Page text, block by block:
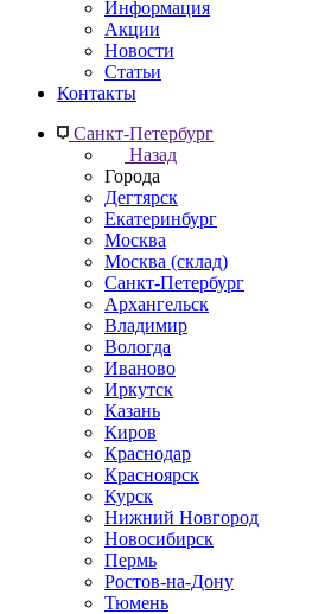
Информация
Акции
Новости
Статьи
Контакты
Санкт-Петербург
Назад
Города
Дегтярск
Екатеринбург
Москва
Москва (склад)
Санкт-Петербург
Архангельск
Владимир
Вологда
Иваново
Иркутск
Казань
Киров
Краснодар
Красноярск
Курск
Нижний Новгород
Новосибирск
Пермь
Ростов-на-Дону
Тюмень